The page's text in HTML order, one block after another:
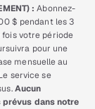
: Abonnez-
$ pendant les 3
fois votre période
pour une
mensuelle au
service se
Aucun
dans notre